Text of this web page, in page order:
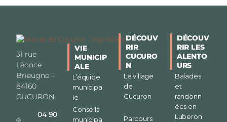
31 rue
Léonce
Brieugne –
84160
CUCURON
04 90
VIE
MUNICIP
ALE
L’équipe
municipa
le
Conseils
municipa
DÉCOUV
RIR
CUCURO
N
Le village
de
Cucuron
Parcours
DÉCOUV
RIR LES
ALENTO
URS
Balades
et
randonn
ées en
Luberon